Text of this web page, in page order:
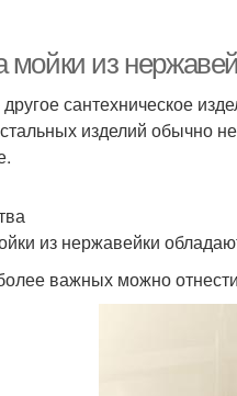
из
сантехническое
изделий обычно
из нержавейки
важных можно